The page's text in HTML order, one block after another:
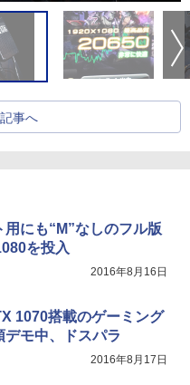
事へ
用にも“M”なしのフル版
を投入
2016年8月16日
1070搭載のゲーミング
デモ中、ドスパラ
2016年8月17日